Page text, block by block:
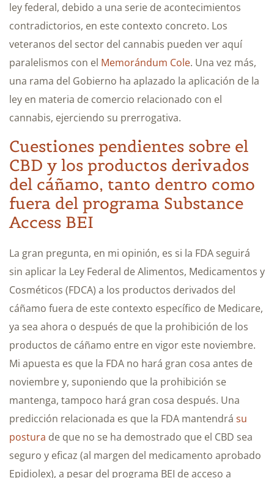
ley federal, debido a una serie de acontecimientos
contradictorios, en este contexto concreto. Los
veteranos del sector del cannabis pueden ver aquí
paralelismos con el Memorándum Cole. Una vez más,
una rama del Gobierno ha aplazado la aplicación de la
ley en materia de comercio relacionado con el
cannabis, ejerciendo su prerrogativa.
Cuestiones pendientes sobre el
CBD y los productos derivados
del cáñamo, tanto dentro como
fuera del programa Substance
Access BEI
La gran pregunta, en mi opinión, es si la FDA seguirá
sin aplicar la Ley Federal de Alimentos, Medicamentos y
Cosméticos (FDCA) a los productos derivados del
cáñamo fuera de este contexto específico de Medicare,
ya sea ahora o después de que la prohibición de los
productos de cáñamo entre en vigor este noviembre.
Mi apuesta es que la FDA no hará gran cosa antes de
noviembre y, suponiendo que la prohibición se
mantenga, tampoco hará gran cosa después. Una
predicción relacionada es que la FDA mantendrá su
postura de que no se ha demostrado que el CBD sea
seguro y eficaz (al margen del medicamento aprobado
Epidiolex), a pesar del programa BEI de acceso a